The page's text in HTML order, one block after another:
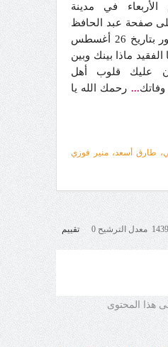
الأربعاء في مدينة
صفحة عبد الحافظ
الخامري من منشور بتاريخ 26 أغسطس
الفقيد ماذا بينك وبين
عليك قلوب أهل
... رحمك الله يا
طارق أسعد، منير فوزي
تقييم
هذا المحتوى